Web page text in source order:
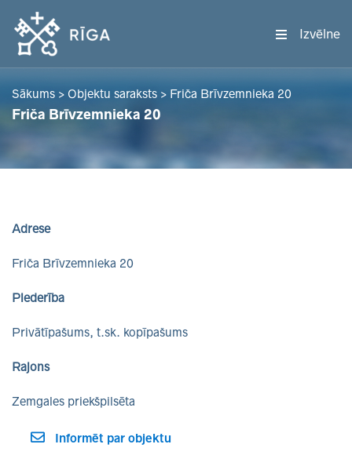
Izvēlne
Sākums > Objektu saraksts > Friča Brīvzemnieka 20
Friča Brīvzemnieka 20
Adrese
Friča Brīvzemnieka 20
Piederība
Privātīpašums, t.sk. kopīpašums
Rajons
Zemgales priekšpilsēta
Informēt par objektu